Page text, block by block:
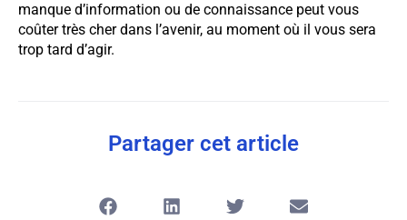
manque d’information ou de connaissance peut vous
coûter très cher dans l’avenir, au moment où il vous sera
trop tard d’agir.
Partager cet article